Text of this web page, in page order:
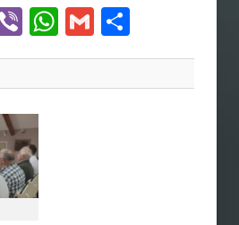
ViberWhatsApp
Gmail